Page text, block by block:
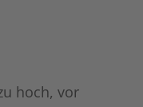
hoch, vor